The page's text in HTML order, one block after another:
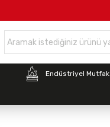
Endüstriyel Mutfak